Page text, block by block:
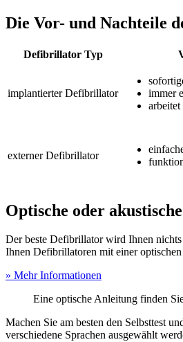
Die Vor- und Nachteile
Defibrillator Typ
implantierter Defibrillator
immer
arbeitet
externer Defibrillator
Optische oder
Der beste Defibrillator wird Ihnen
Ihnen Defibrillatoren mit einer
» Mehr Informationen
Eine optische Anleitung finden
Machen Sie am besten den Selbsttest
verschiedene Sprachen ausgewählt